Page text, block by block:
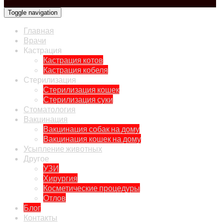
Toggle navigation
Главная
Врачи
Кастрация
Кастрация котов
Кастрация кобеля
Стерилизация
Стерилизация кошек
Стерилизация суки
Стоматология
Вакцинация
Вакцинация собак на дому
Вакцинация кошек на дому
Усыпление животных
Другое
УЗИ
Хирургия
Косметические процедуры
Отлов
Блог
Контакты